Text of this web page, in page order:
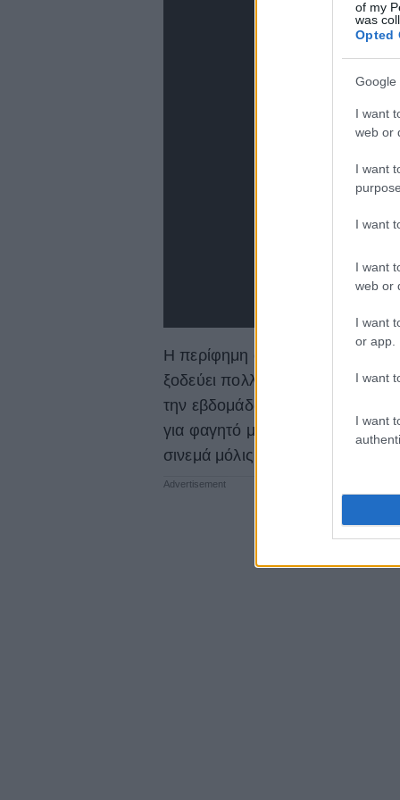
of my
was
Opted
Google
I want
web or
I want
I want
I want
web or
I want
or app.
I want
I want
Η περίφημη οικογένεια Radford
ξοδεύει πολλά περισσότερα,
την εβδομάδα μόνο για τα
για φαγητό με όλα τα παιδιά
σινεμά μόλις 100 λίρες!